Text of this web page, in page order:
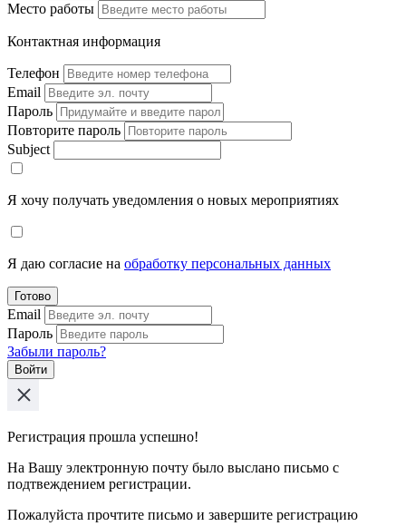
Место работы
Контактная информация
Телефон
Email
Пароль
Повторите пароль
Subject
Я хочу получать уведомления о новых мероприятиях
Я даю согласие на обработку персональных данных
Готово
Email
Пароль
Забыли пароль?
Войти
Регистрация прошла успешно!
На Вашу электронную почту было выслано письмо с
подтвеждением регистрации.
Пожалуйста прочтите письмо и завершите регистрацию